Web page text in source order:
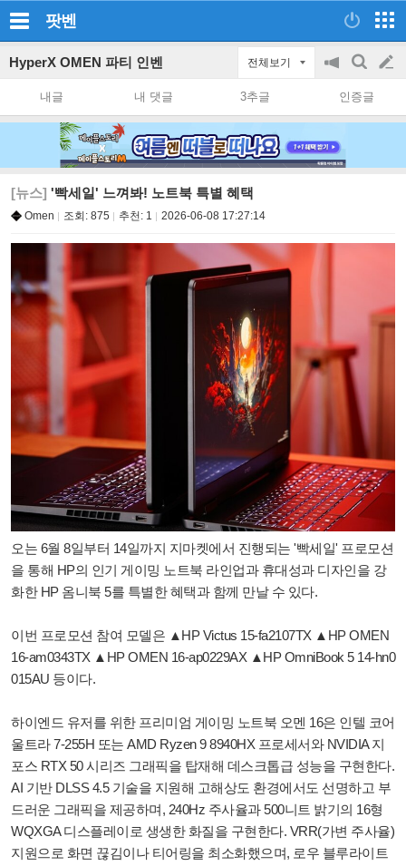
팟벤
HyperX OMEN 파티 인벤 전체보기
공
on/off
검
색
글
쓰
내글 내 댓글 3추글 인증글
[뉴스] '빡세일' 느껴봐! 노트북 특별 혜택
Omen 조회: 875 추천: 1 2026-06-08 17:27:14
오는 6월 8일부터 14일까지 지마켓에서 진행되는 '빡세일' 프로모션
을 통해 HP의 인기 게이밍 노트북 라인업과 휴대성과 디자인을 강
화한 HP 옴니북 5를 특별한 혜택과 함께 만날 수 있다.
이번 프로모션 참여 모델은 ▲HP Victus 15-fa2107TX ▲HP OMEN
16-am0343TX ▲HP OMEN 16-ap0229AX ▲HP OmniBook 5 14-hn0
015AU 등이다.
하이엔드 유저를 위한 프리미엄 게이밍 노트북 오멘 16은 인텔 코어
울트라 7-255H 또는 AMD Ryzen 9 8940HX 프로세서와 NVIDIA 지
포스 RTX 50 시리즈 그래픽을 탑재해 데스크톱급 성능을 구현한다.
AI 기반 DLSS 4.5 기술을 지원해 고해상도 환경에서도 선명하고 부
드러운 그래픽을 제공하며, 240Hz 주사율과 500니트 밝기의 16형
WQXGA 디스플레이로 생생한 화질을 구현한다. VRR(가변 주사율)
지원으로 화면 끊김이나 티어링을 최소화했으며, 로우 블루라이트